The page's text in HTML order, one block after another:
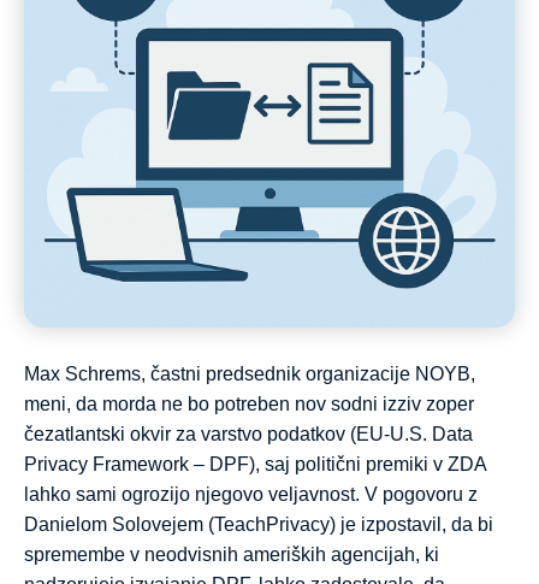
Max Schrems, častni predsednik organizacije NOYB,
meni, da morda ne bo potreben nov sodni izziv zoper
čezatlantski okvir za varstvo podatkov (EU-U.S. Data
Privacy Framework – DPF), saj politični premiki v ZDA
lahko sami ogrozijo njegovo veljavnost. V pogovoru z
Danielom Solovejem (TeachPrivacy) je izpostavil, da bi
spremembe v neodvisnih ameriških agencijah, ki